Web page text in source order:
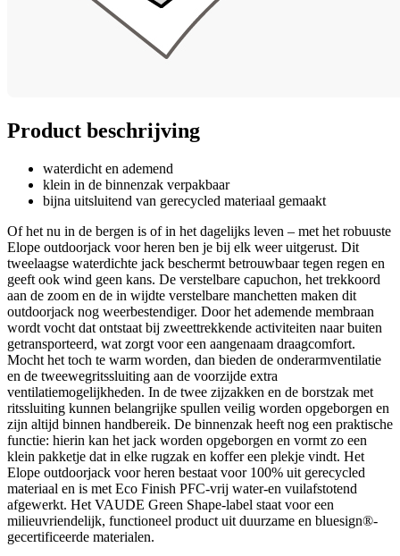
Product beschrijving
waterdicht en ademend
klein in de binnenzak verpakbaar
bijna uitsluitend van gerecycled materiaal gemaakt
Of het nu in de bergen is of in het dagelijks leven – met het robuuste
Elope outdoorjack voor heren ben je bij elk weer uitgerust. Dit
tweelaagse waterdichte jack beschermt betrouwbaar tegen regen en
geeft ook wind geen kans. De verstelbare capuchon, het trekkoord
aan de zoom en de in wijdte verstelbare manchetten maken dit
outdoorjack nog weerbestendiger. Door het ademende membraan
wordt vocht dat ontstaat bij zweettrekkende activiteiten naar buiten
getransporteerd, wat zorgt voor een aangenaam draagcomfort.
Mocht het toch te warm worden, dan bieden de onderarmventilatie
en de tweewegritssluiting aan de voorzijde extra
ventilatiemogelijkheden. In de twee zijzakken en de borstzak met
ritssluiting kunnen belangrijke spullen veilig worden opgeborgen en
zijn altijd binnen handbereik. De binnenzak heeft nog een praktische
functie: hierin kan het jack worden opgeborgen en vormt zo een
klein pakketje dat in elke rugzak en koffer een plekje vindt. Het
Elope outdoorjack voor heren bestaat voor 100% uit gerecycled
materiaal en is met Eco Finish PFC-vrij water-en vuilafstotend
afgewerkt. Het VAUDE Green Shape-label staat voor een
milieuvriendelijk, functioneel product uit duurzame en bluesign®-
gecertificeerde materialen.